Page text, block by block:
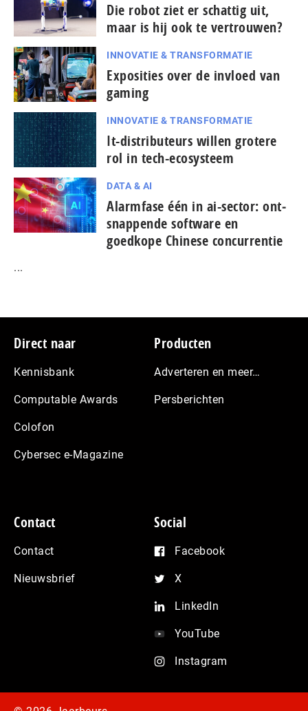
Die robot ziet er schattig uit,
maar is hij ook te vertrouwen?
INNOVATIE & TRANSFORMATIE
Exposities over de invloed van
gaming
INNOVATIE & TRANSFORMATIE
It-dis­tri­bu­teurs willen grotere
rol in tech-ecosysteem
DATA & AI
Alarmfase één in ai-sector: ont­
snap­pen­de software en
goedkope Chinese con­cur­ren­tie
...
Footer
Direct naar
Kennisbank
Computable Awards
Colofon
Cybersec e-Magazine
Producten
Adverteren en meer…
Persberichten
Contact
Contact
Nieuwsbrief
Social
Facebook
X
LinkedIn
YouTube
Instagram